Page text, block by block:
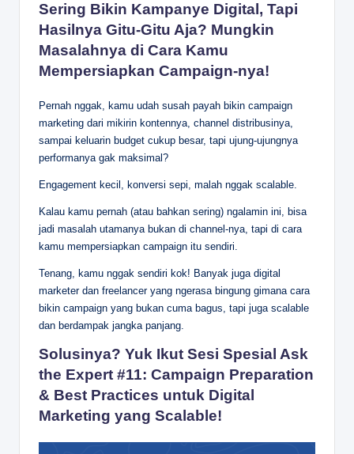
Sering Bikin Kampanye Digital, Tapi
Hasilnya Gitu-Gitu Aja? Mungkin
Masalahnya di Cara Kamu
Mempersiapkan Campaign-nya!
Pernah nggak, kamu udah susah payah bikin campaign
marketing dari mikirin kontennya, channel distribusinya,
sampai keluarin budget cukup besar, tapi ujung-ujungnya
performanya gak maksimal?
Engagement kecil, konversi sepi, malah nggak scalable.
Kalau kamu pernah (atau bahkan sering) ngalamin ini, bisa
jadi masalah utamanya bukan di channel-nya, tapi di cara
kamu mempersiapkan campaign itu sendiri.
Tenang, kamu nggak sendiri kok! Banyak juga digital
marketer dan freelancer yang ngerasa bingung gimana cara
bikin campaign yang bukan cuma bagus, tapi juga scalable
dan berdampak jangka panjang.
Solusinya? Yuk Ikut Sesi Spesial Ask
the Expert #11: Campaign Preparation
& Best Practices untuk Digital
Marketing yang Scalable!